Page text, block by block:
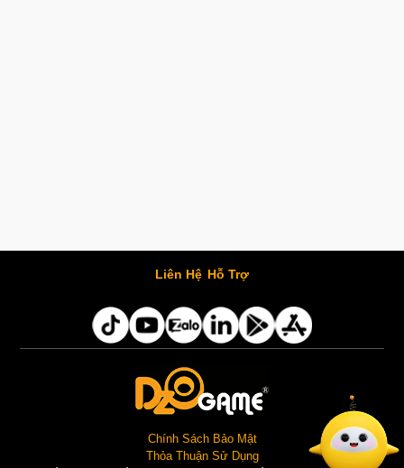
Liên Hệ Hỗ Trợ
Chính Sách Bảo Mật
Thỏa Thuận Sử Dụng